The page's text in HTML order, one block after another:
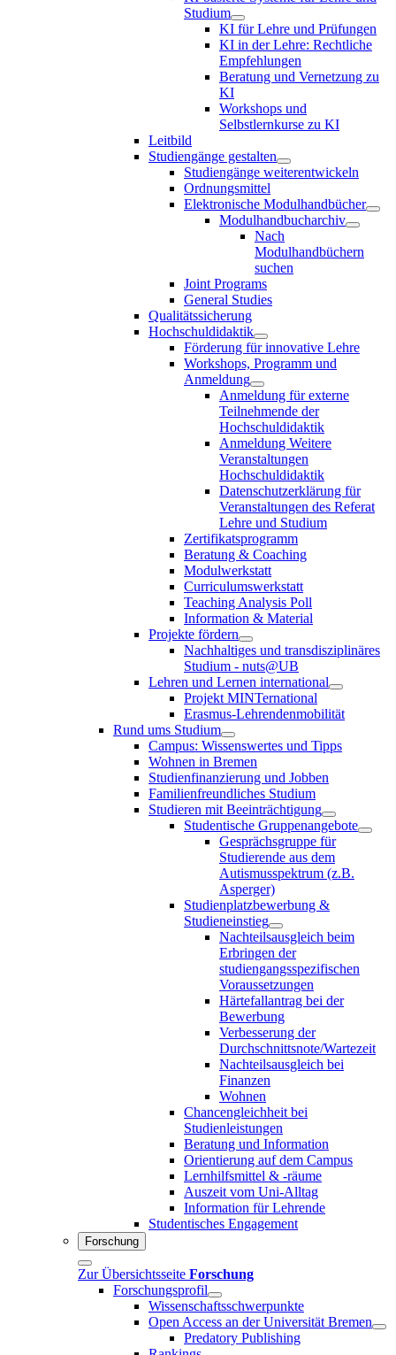
Studium
KI für Lehre und Prüfungen
KI in der Lehre: Rechtliche
Empfehlungen
Beratung und Vernetzung zu
KI
Workshops und
Selbstlernkurse zu KI
Leitbild
Studiengänge gestalten
Studiengänge weiterentwickeln
Ordnungsmittel
Elektronische Modulhandbücher
Modulhandbucharchiv
Nach
Modulhandbüchern
suchen
Joint Programs
General Studies
Qualitätssicherung
Hochschuldidaktik
Förderung für innovative Lehre
Workshops, Programm und
Anmeldung
Anmeldung für externe
Teilnehmende der
Hochschuldidaktik
Anmeldung Weitere
Veranstaltungen
Hochschuldidaktik
Datenschutzerklärung für
Veranstaltungen des Referat
Lehre und Studium
Zertifikatsprogramm
Beratung & Coaching
Modulwerkstatt
Curriculumswerkstatt
Teaching Analysis Poll
Information & Material
Projekte fördern
Nachhaltiges und transdisziplinäres
Studium - nuts@UB
Lehren und Lernen international
Projekt MINTernational
Erasmus-Lehrendenmobilität
Rund ums Studium
Campus: Wissenswertes und Tipps
Wohnen in Bremen
Studienfinanzierung und Jobben
Familienfreundliches Studium
Studieren mit Beeinträchtigung
Studentische Gruppenangebote
Gesprächsgruppe für
Studierende aus dem
Autismusspektrum (z.B.
Asperger)
Studienplatzbewerbung &
Studieneinstieg
Nachteilsausgleich beim
Erbringen der
studiengangsspezifischen
Voraussetzungen
Härtefallantrag bei der
Bewerbung
Verbesserung der
Durchschnittsnote/Wartezeit
Nachteilsausgleich bei
Finanzen
Wohnen
Chancengleichheit bei
Studienleistungen
Beratung und Information
Orientierung auf dem Campus
Lernhilfsmittel & -räume
Auszeit vom Uni-Alltag
Information für Lehrende
Studentisches Engagement
Forschung
Zur Übersichtsseite Forschung
Forschungsprofil
Wissenschaftsschwerpunkte
Open Access an der Universität Bremen
Predatory Publishing